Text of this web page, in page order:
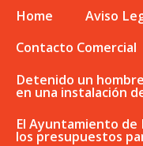
Home Aviso
Contacto Comercial
Detenido un
en una instalación
El Ayuntamiento de
los presupuestos